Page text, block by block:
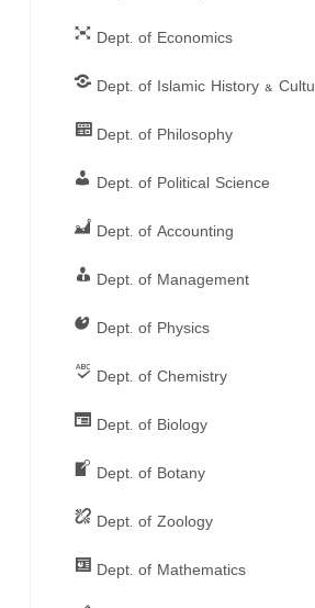
Dept. of Economics
Dept. of Islamic History &
Dept. of Philosophy
Dept. of Political Science
Dept. of Accounting
Dept. of Management
Dept. of Physics
Dept. of Chemistry
Dept. of Biology
Dept. of Botany
Dept. of Zoology
Dept. of Mathematics